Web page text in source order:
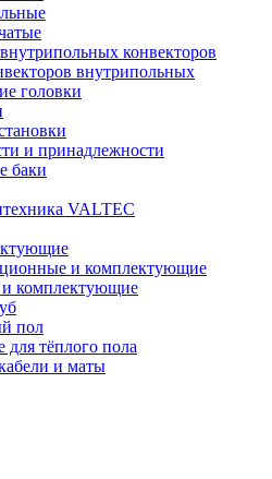
конвекторов
внутрипольных
головки
и принадлежности
баки
VALTEC
и комплектующие
комплектующие
пол
тёплого пола
и маты